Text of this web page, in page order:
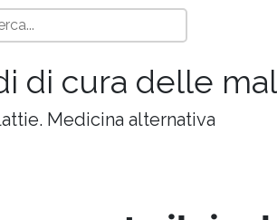
di cura delle
Medicina alternativa